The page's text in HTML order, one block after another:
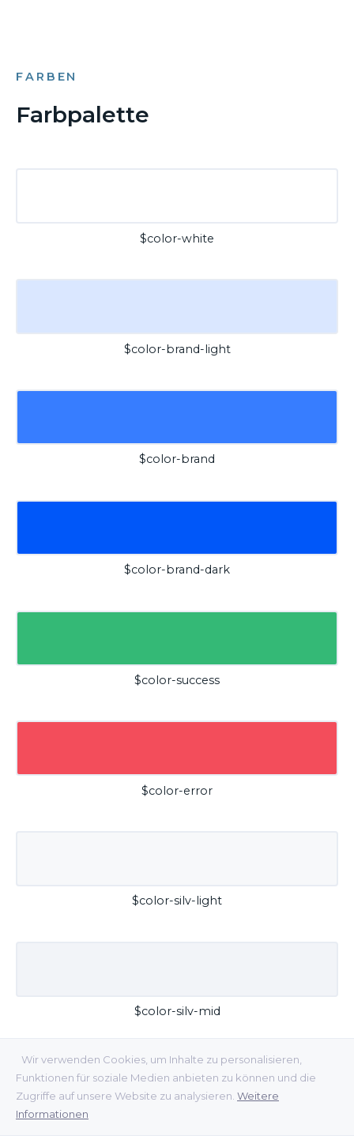
Wir verwenden Cookies, um Inhalte zu personalisieren,
Funktionen für soziale Medien anbieten zu können und die
Zugriffe auf unsere Website zu analysieren. Weitere
Informationen
FARBEN
Farbpalette
$color-white
$color-brand-light
$color-brand
$color-brand-dark
$color-success
$color-error
$color-silv-light
$color-silv-mid